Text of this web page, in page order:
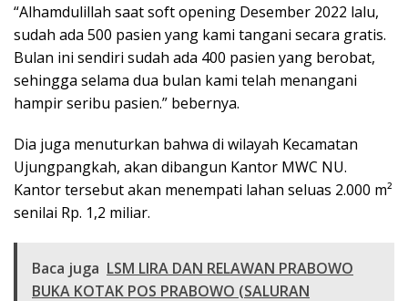
“Alhamdulillah saat soft opening Desember 2022 lalu,
sudah ada 500 pasien yang kami tangani secara gratis.
Bulan ini sendiri sudah ada 400 pasien yang berobat,
sehingga selama dua bulan kami telah menangani
hampir seribu pasien.” bebernya.
Dia juga menuturkan bahwa di wilayah Kecamatan
Ujungpangkah, akan dibangun Kantor MWC NU.
Kantor tersebut akan menempati lahan seluas 2.000 m²
senilai Rp. 1,2 miliar.
Baca juga LSM LIRA DAN RELAWAN PRABOWO
BUKA KOTAK POS PRABOWO (SALURAN